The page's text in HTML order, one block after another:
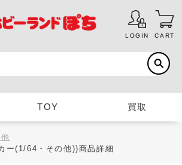
LOGIN CART
TOY 買取
ー(1/64・その他))商品詳細